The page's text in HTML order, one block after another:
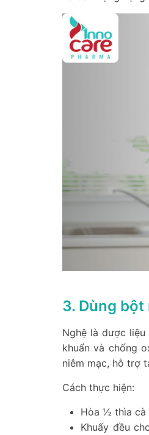
3. Dùng bột
Nghệ là dược
khuẩn và chống
niêm mạc, hỗ trợ
Cách thực hiện:
Hòa ½ thìa cà
Khuấy đều